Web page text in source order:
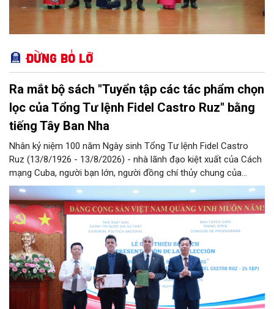
Đừng bỏ lỡ
Ra mắt bộ sách "Tuyển tập các tác phẩm chọn
lọc của Tổng Tư lệnh Fidel Castro Ruz" bằng
tiếng Tây Ban Nha
Nhân kỷ niệm 100 năm Ngày sinh Tổng Tư lệnh Fidel Castro
Ruz (13/8/1926 - 13/8/2026) - nhà lãnh đạo kiệt xuất của Cách
mạng Cuba, người bạn lớn, người đồng chí thủy chung của
Đảng, Nhà nước và nhân dân Việt Nam, chiều 5/8, tại Hà Nội,
Nhà xuất bản Chính trị quốc gia Sự thật phối hợp với Ban Tuyên
giáo Trung ương tổ chức Lễ giới thiệu bộ sách “Tuyển tập các
tác phẩm chọn lọc của Tổng Tư lệnh Fidel Castro Ruz” gồm 24
tập bằng tiếng Tây Ban Nha.